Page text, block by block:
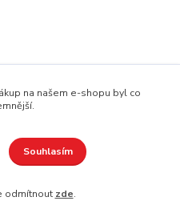
Eshop-rychle.cz
na našem e-shopu byl co
Souhlasím
odmítnout zde.